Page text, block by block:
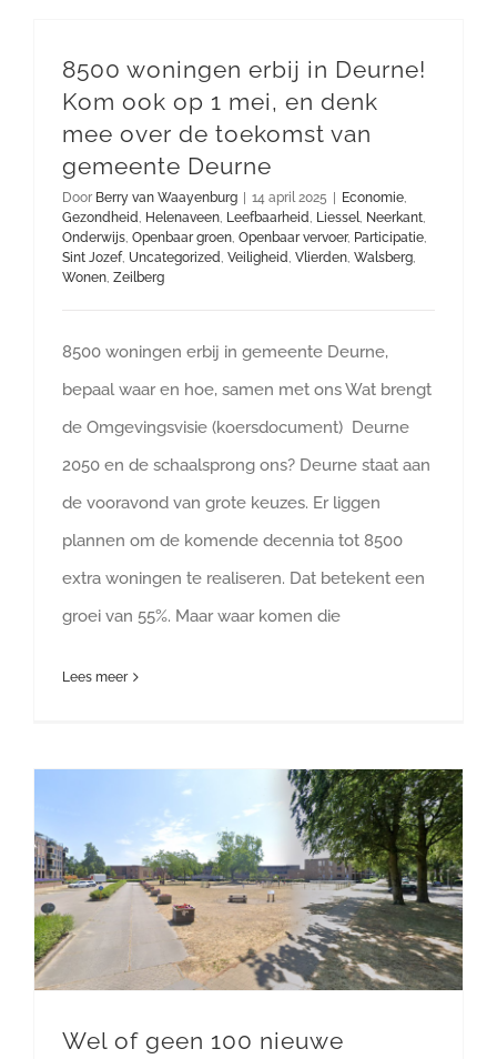
8500 woningen erbij in Deurne!
Kom ook op 1 mei, en denk
mee over de toekomst van
gemeente Deurne
Door Berry van Waayenburg | 14 april 2025 | Economie
Gezondheid
Helenaveen Leefbaarheid Liessel Neerkant
Onderwijs Openbaar groen Openbaar vervoer, Participatie
Sint Jozef, Uncategorized Veiligheid Vlierden Walsberg
Wonen Zeilberg
8500 woningen erbij in gemeente Deurne,
bepaal waar en hoe, samen met ons Wat brengt
de Omgevingsvisie (koersdocument) Deurne
2050 en de schaalsprong ons? Deurne staat aan
de vooravond van grote keuzes. Er liggen
plannen om de komende decennia tot 8500
extra woningen te realiseren. Dat betekent een
groei van 55%. Maar waar komen die
Lees meer
Wel of geen 100 nieuwe